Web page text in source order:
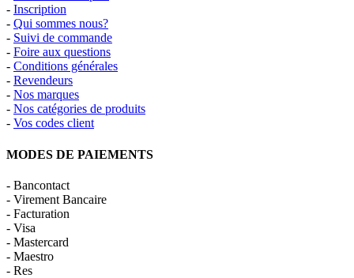
- Inscription
- Qui sommes nous?
- Suivi de commande
- Foire aux questions
- Conditions générales
- Revendeurs
- Nos marques
- Nos catégories de produits
- Vos codes client
MODES DE PAIEMENTS
- Bancontact
- Virement Bancaire
- Facturation
- Visa
- Mastercard
- Maestro
- Res